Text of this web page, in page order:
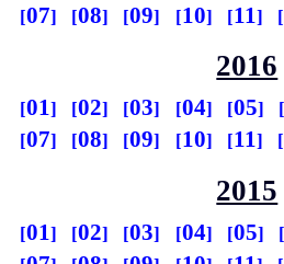
07
08 09 10 11
2016
01 02 03 04 05
07
08 09 10 11
2015
01 02 03 04 05